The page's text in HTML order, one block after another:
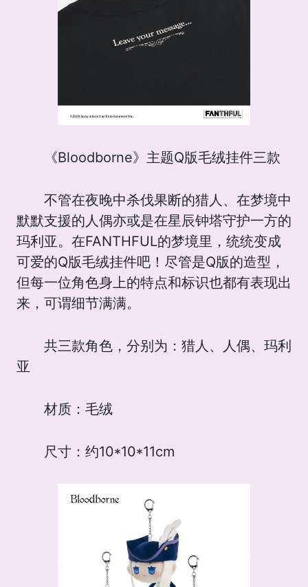
《Bloodborne》主题Q版毛绒挂件三款
不管在夜晚中杀伐果断的猎人、在梦境中
默默支援的人偶亦或是在星辰钟塔守护一方的
玛利亚。在FANTHFUL的梦境里，统统变成
可爱的Q版毛绒挂件吧！尽管是Q版的造型，
但每一位角色身上的特点和标识也都有表现出
来，可谓细节满满。
共三款角色，分别为：猎人、人偶、玛利
亚
材质：毛绒
尺寸：约10*10*11cm